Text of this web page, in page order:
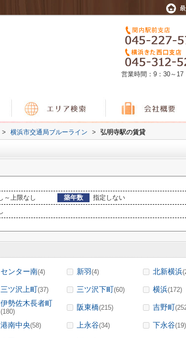
営業時間：9：30～
> 横浜市交通局ブルーライン > 弘明寺駅の賃貸
～上限なし 築年数
指定しない
センター南(4) 新羽(4) 北新横浜
三ツ沢上町(37) 三ツ沢下町(60) 横浜(172)
伊勢佐木長者町
(180)
阪東橋(215) 吉野町
港南中央(58) 上永谷(34) 下永谷(19)